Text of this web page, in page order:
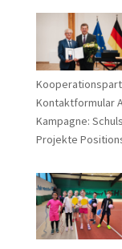
Kontaktformular
Kampagne:
Projekte